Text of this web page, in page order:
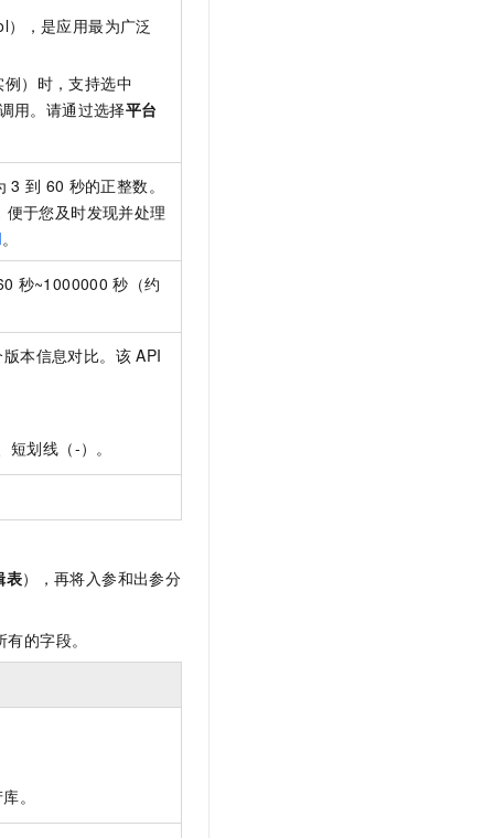
，是应用最为广泛
）时，支持选中
用。请通过选择平台
3 到 60 秒的正整数。
便于您及时发现并处理
。
秒~1000000 秒（约
本信息对比。该 API
划线（-）。
表），再将入参和出参分
的字段。
。